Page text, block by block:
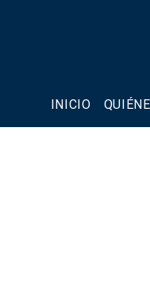
INICIO